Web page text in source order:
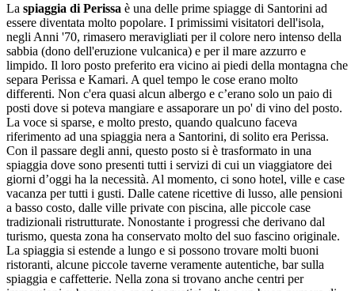
La spiaggia di Perissa è una delle prime spiagge di Santorini ad
essere diventata molto popolare. I primissimi visitatori dell'isola,
negli Anni '70, rimasero meravigliati per il colore nero intenso della
sabbia (dono dell'eruzione vulcanica) e per il mare azzurro e
limpido. Il loro posto preferito era vicino ai piedi della montagna che
separa Perissa e Kamari. A quel tempo le cose erano molto
differenti. Non c'era quasi alcun albergo e c’erano solo un paio di
posti dove si poteva mangiare e assaporare un po' di vino del posto.
La voce si sparse, e molto presto, quando qualcuno faceva
riferimento ad una spiaggia nera a Santorini, di solito era Perissa.
Con il passare degli anni, questo posto si è trasformato in una
spiaggia dove sono presenti tutti i servizi di cui un viaggiatore dei
giorni d’oggi ha la necessità. Al momento, ci sono hotel, ville e case
vacanza per tutti i gusti. Dalle catene ricettive di lusso, alle pensioni
a basso costo, dalle ville private con piscina, alle piccole case
tradizionali ristrutturate. Nonostante i progressi che derivano dal
turismo, questa zona ha conservato molto del suo fascino originale.
La spiaggia si estende a lungo e si possono trovare molti buoni
ristoranti, alcune piccole taverne veramente autentiche, bar sulla
spiaggia e caffetterie. Nella zona si trovano anche centri per